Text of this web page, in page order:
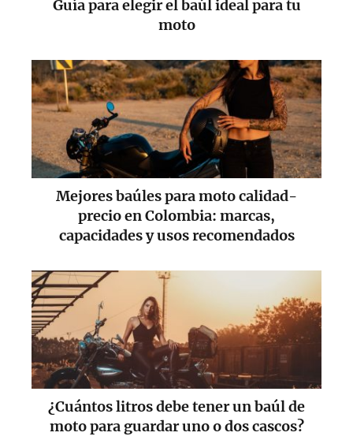
Guía para elegir el baúl ideal para tu
moto
Mejores baúles para moto calidad-
precio en Colombia: marcas,
capacidades y usos recomendados
¿Cuántos litros debe tener un baúl de
moto para guardar uno o dos cascos?